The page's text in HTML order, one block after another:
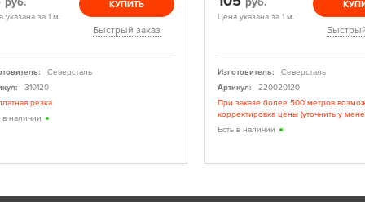
указана за 1 м.
КУПИТЬ
Быстрый заказ
Северсталь
310120
резка
в наличии
Цена указана за 1 м.
Изготовитель:
Северсталь
Артикул:
220020120
При заказе более 500 метров
корректировка цены (уточнить у
Есть в наличии